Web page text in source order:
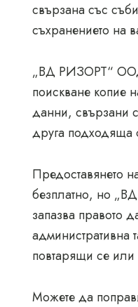
свързана със
съхранението на
„ВД РИЗОРТ“
поискване копие
данни, свързани
друга подходяща
Предоставянето
безплатно, но
запазва правото
административна
повтарящи се
Можете да